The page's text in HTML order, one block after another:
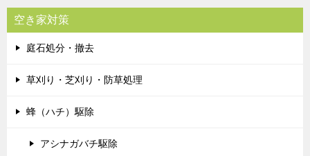
空き家対策
庭石処分・撤去
草刈り・芝刈り・防草処理
蜂（ハチ）駆除
アシナガバチ駆除